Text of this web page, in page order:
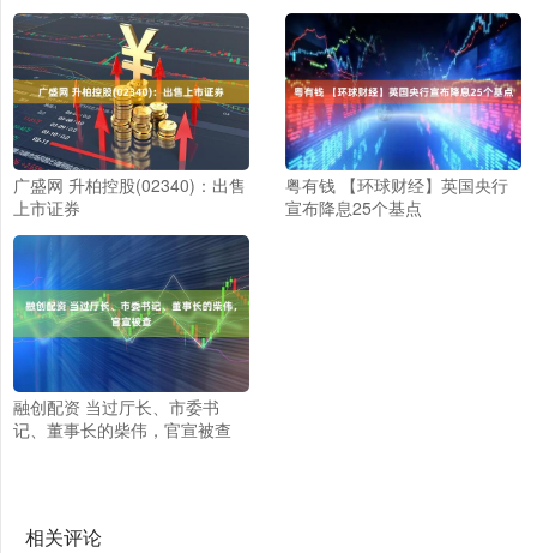
广盛网 升柏控股(02340)：出售
上市证券
粤有钱 【环球财经】英国央行
宣布降息25个基点
融创配资 当过厅长、市委书
记、董事长的柴伟，官宣被查
相关评论